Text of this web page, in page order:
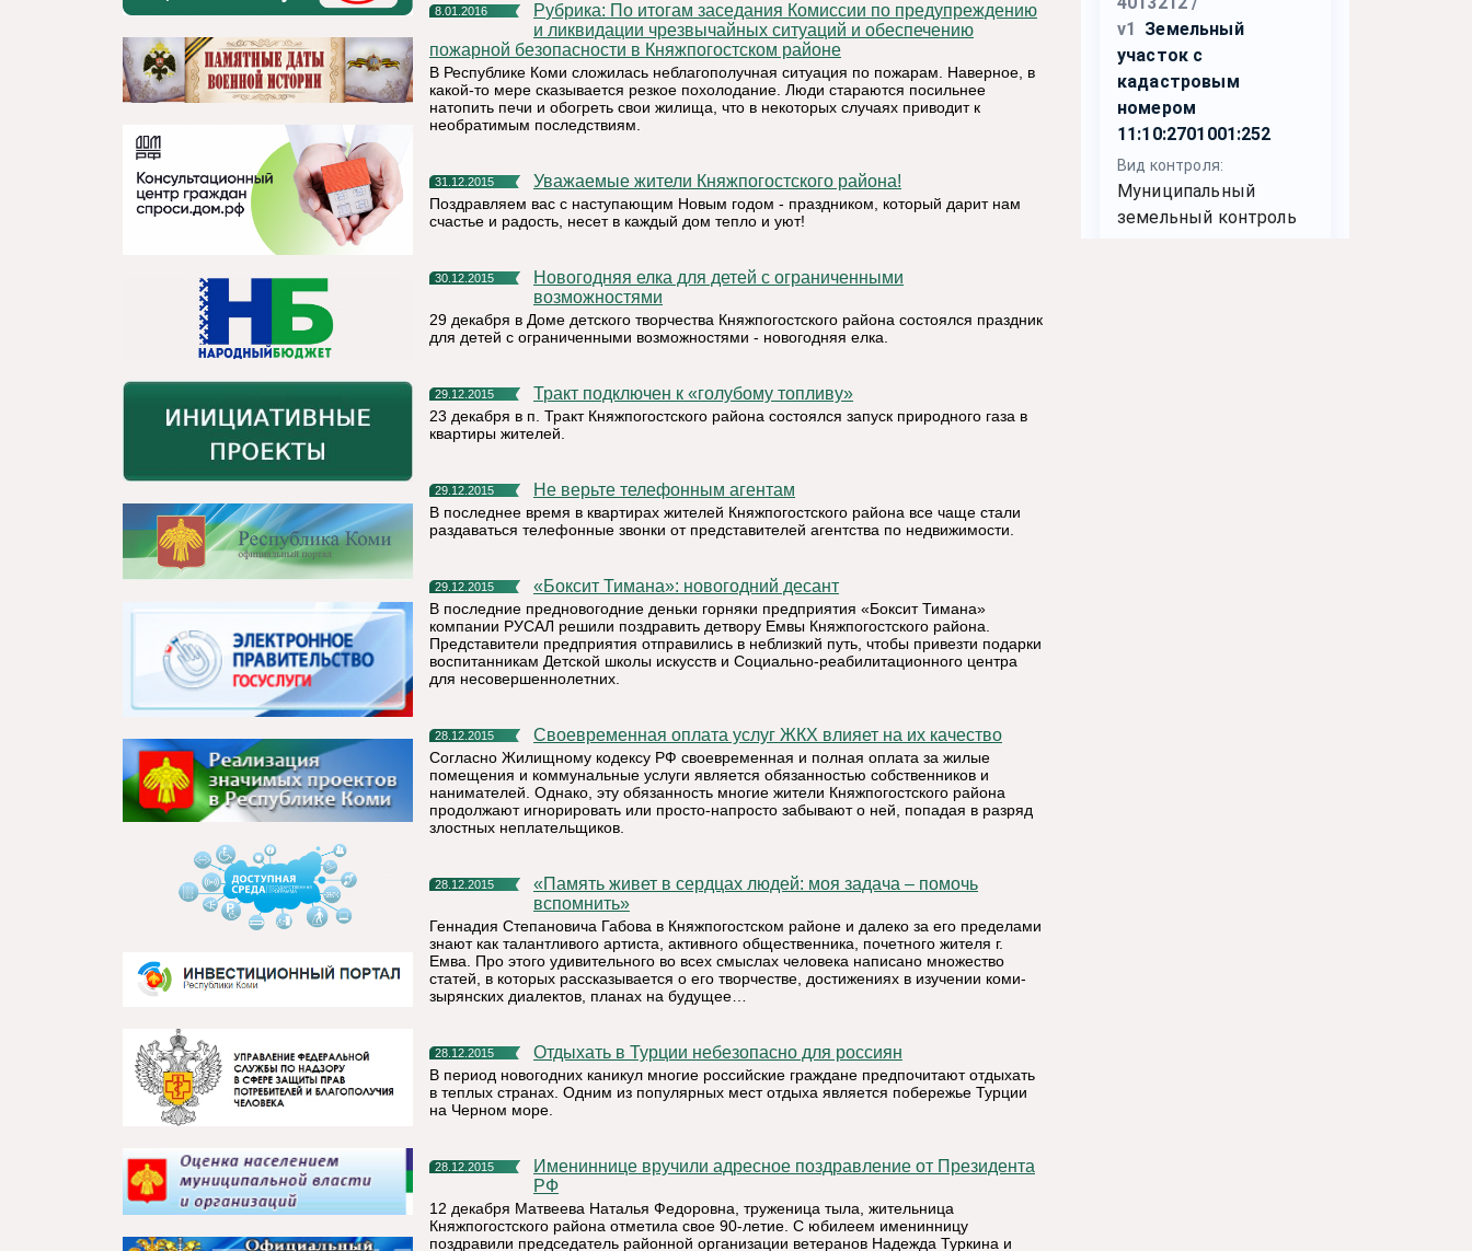
8.01.2016
Рубрика: По итогам заседания Комиссии по предупреждению
и ликвидации чрезвычайных ситуаций и обеспечению
пожарной безопасности в Княжпогостском районе
В Республике Коми сложилась неблагополучная ситуация по пожарам. Наверное, в
какой-то мере сказывается резкое похолодание. Люди стараются посильнее
натопить печи и обогреть свои жилища, что в некоторых случаях приводит к
необратимым последствиям.
31.12.2015 Уважаемые жители Княжпогостского района!
Поздравляем вас с наступающим Новым годом - праздником, который дарит нам
счастье и радость, несет в каждый дом тепло и уют!
30.12.2015
Новогодняя елка для детей с ограниченными
возможностями
29 декабря в Доме детского творчества Княжпогостского района состоялся праздник
для детей с ограниченными возможностями - новогодняя елка.
29.12.2015 Тракт подключен к «голубому топливу»
23 декабря в п. Тракт Княжпогостского района состоялся запуск природного газа в
квартиры жителей.
29.12.2015 Не верьте телефонным агентам
В последнее время в квартирах жителей Княжпогостского района все чаще стали
раздаваться телефонные звонки от представителей агентства по недвижимости.
29.12.2015 «Боксит Тимана»: новогодний десант
В последние предновогодние деньки горняки предприятия «Боксит Тимана»
компании РУСАЛ решили поздравить детвору Емвы Княжпогостского района.
Представители предприятия отправились в неблизкий путь, чтобы привезти подарки
воспитанникам Детской школы искусств и Социально-реабилитационного центра
для несовершеннолетних.
28.12.2015 Своевременная оплата услуг ЖКХ влияет на их качество
Согласно Жилищному кодексу РФ своевременная и полная оплата за жилые
помещения и коммунальные услуги является обязанностью собственников и
нанимателей. Однако, эту обязанность многие жители Княжпогостского района
продолжают игнорировать или просто-напросто забывают о ней, попадая в разряд
злостных неплательщиков.
28.12.2015
«Память живет в сердцах людей: моя задача – помочь
вспомнить»
Геннадия Степановича Габова в Княжпогостском районе и далеко за его пределами
знают как талантливого артиста, активного общественника, почетного жителя г.
Емва. Про этого удивительного во всех смыслах человека написано множество
статей, в которых рассказывается о его творчестве, достижениях в изучении коми-
зырянских диалектов, планах на будущее…
28.12.2015 Отдыхать в Турции небезопасно для россиян
В период новогодних каникул многие российские граждане предпочитают отдыхать
в теплых странах. Одним из популярных мест отдыха является побережье Турции
на Черном море.
28.12.2015
Имениннице вручили адресное поздравление от Президента
РФ
12 декабря Матвеева Наталья Федоровна, труженица тыла, жительница
Княжпогостского района отметила свое 90-летие. С юбилеем именинницу
поздравили председатель районной организации ветеранов Надежда Туркина и